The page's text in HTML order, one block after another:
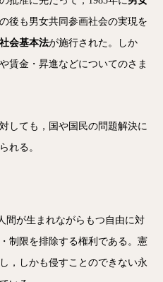
後も男女共同参画社会の実現を
会基本法が施行された。しか
賃金・昇進などについてのさま
しても，国や国民の問題解決に
れる。
間が生まれながらもつ自由に対
制限を排除する権利である。憲
，しかも侵すことのできない永